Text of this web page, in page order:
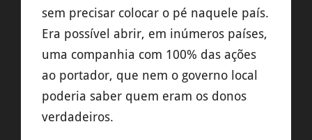
sem precisar colocar o pé naquele país.
Era possível abrir, em inúmeros países,
uma companhia com 100% das ações
ao portador, que nem o governo local
poderia saber quem eram os donos
verdadeiros.